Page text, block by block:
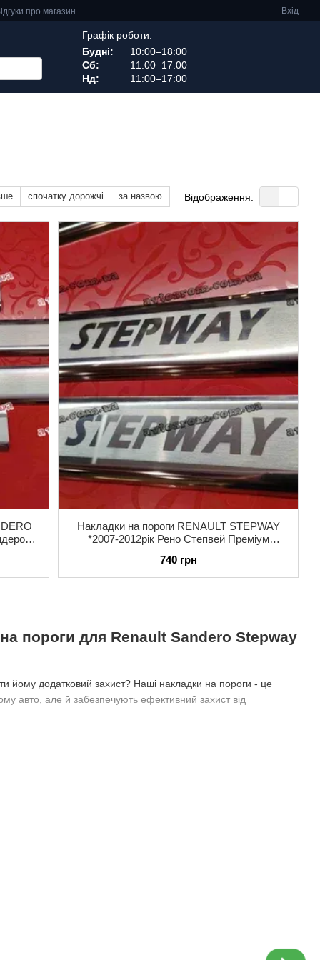
про магазин Вхід
Графік роботи:
Будні:
10:00–18:00
Сб:
11:00–17:00
Нд:
11:00–17:00
спочатку дорожчі за назвою Відображення:
пороги для Renault Sandero Stepway
йому додатковий захист? Наші накладки на пороги - це
авто, але й забезпечують ефективний захист від
Накладки на пороги RENAULT STEPWAY
*2007-2012рік Рено Степвей Преміум
740 грн